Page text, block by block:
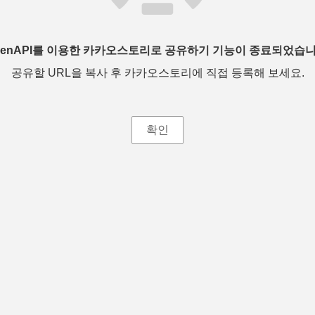
를 이용한 카카오스토리로 공유하기 기능이 종료되었습
공유할 URL을 복사 후 카카오스토리에 직접 등록해 보세요.
확인